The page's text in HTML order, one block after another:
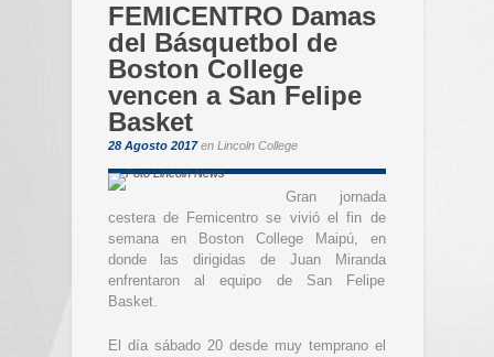
FEMICENTRO Damas
del Básquetbol de
Boston College
vencen a San Felipe
Basket
28 Agosto 2017en Lincoln College
Gran jornada
cestera de Femicentro se vivió el fin de
semana en Boston College Maipú, en
donde las dirigidas de Juan Miranda
enfrentaron al equipo de San Felipe
Basket.
El día sábado 20 desde muy temprano el